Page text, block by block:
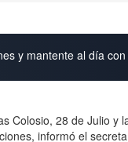
y mantente al día
Colosio, 28 de Julio
informó el